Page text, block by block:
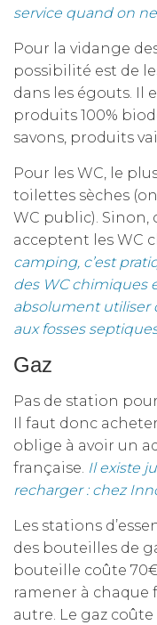
service quand on
Pour la vidange
possibilité est de
dans les égouts. Il
produits 100%
savons, produits
Pour les WC, le
toilettes sèches
WC public). Sinon,
acceptent les WC
camping, c’est
des WC chimiques
absolument utiliser
aux fosses
Gaz
Pas de station
Il faut donc
oblige à avoir un
française. Il existe
recharger : chez
Les stations
des bouteilles de
bouteille coûte
ramener à
autre. Le gaz